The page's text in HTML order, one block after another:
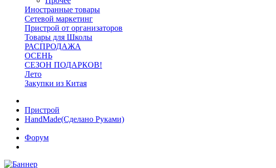
Иностранные товары
Сетевой маркетинг
Пристрой от организаторов
Товары для Школы
РАСПРОДАЖА
ОСЕНЬ
СЕЗОН ПОДАРКОВ!
Лето
Закупки из Китая
Пристрой
HandMade(Сделано Руками)
Форум